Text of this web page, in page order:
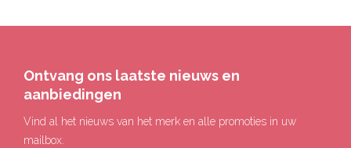
Ontvang ons laatste nieuws en
aanbiedingen
Vind al het nieuws van het merk en alle promoties in uw
mailbox.